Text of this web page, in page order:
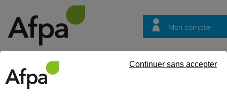
Mon compte
questions
Continuer sans accepter